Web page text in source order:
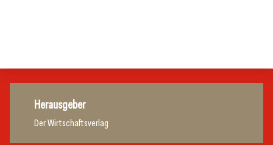
Herausgeber
Der Wirtschaftsverlag